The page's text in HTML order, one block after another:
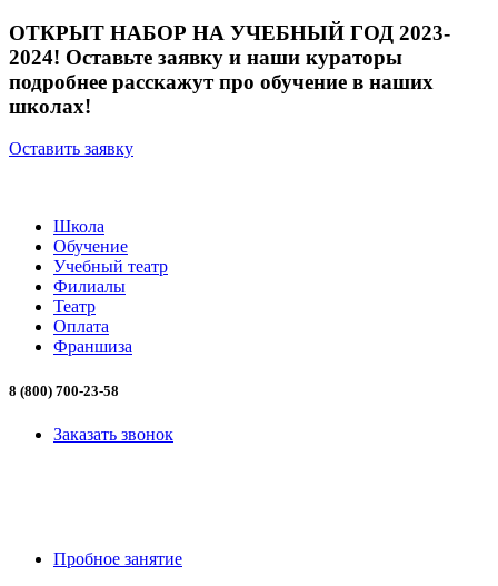
ОТКРЫТ НАБОР НА УЧЕБНЫЙ ГОД 2023-
2024! Оставьте заявку и наши кураторы
подробнее расскажут про обучение в наших
школах!
Оставить заявку
Школа
Обучение
Учебный театр
Филиалы
Театр
Оплата
Франшиза
8 (800) 700-23-58
Заказать звонок
Пробное занятие